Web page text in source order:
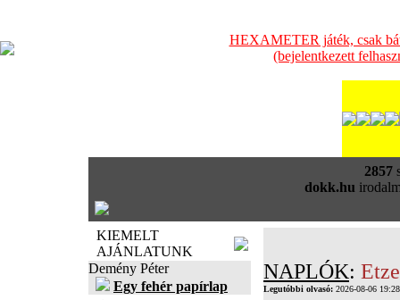
HEXAMETER játék, csak
(bejelentkezett
2857
dokk.hu
KIEMELT
AJÁNLATUNK
Demény Péter
Egy fehér papírlap
NAPLÓK:
Legutóbbi olvasó: 2026-08-06